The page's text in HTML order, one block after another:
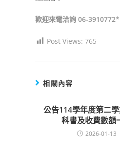
歡迎來電洽詢 06-
Post Views: 765
相關內容
公告114學年度第二
科書及收費數額
2026-01-13